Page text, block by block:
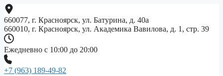
Перейти
к
содержимому
660077, г. Красноярск, ул. Батурина, д. 40а
660010, г. Красноярск, ул. Академика Вавилова, д. 1, стр. 39
Ежедневно с 10:00 до 20:00
+7 (963) 189-49-82